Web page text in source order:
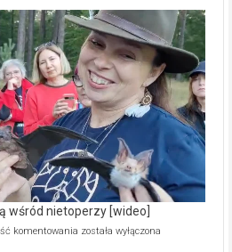
–
prawdziwy
skarb
natury
[wideo]
wśród nietoperzy [wideo]
komentowania Ekologiczne
została wyłączona